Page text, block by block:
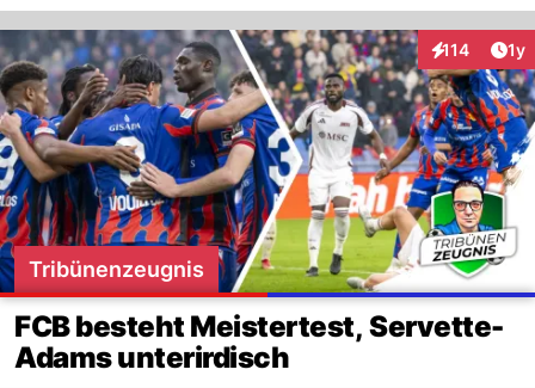
114
Interaktionen
1y
Tribünenzeugnis
FCB besteht Meistertest, Servette-
Adams unterirdisch